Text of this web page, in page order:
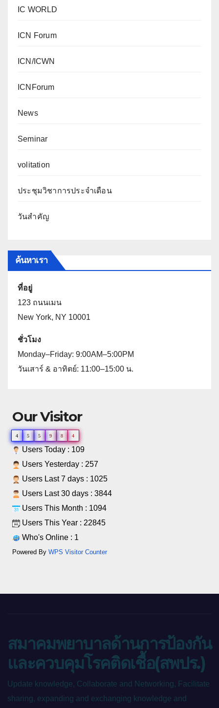
IC WORLD
ICN Forum
ICN/ICWN
ICNForum
News
Seminar
volitation
ประชุมวิชาการประจำเดือน
วันสำคัญ
ค้นหาเรา
ที่อยู่
123 ถนนเมน
New York, NY 10001
ชั่วโมง
Monday–Friday: 9:00AM–5:00PM
วันเสาร์ & อาทิตย์: 11:00–15:00 น.
Our Visitor
4 5 5 9 8 4
Users Today : 109
Users Yesterday : 257
Users Last 7 days : 1025
Users Last 30 days : 3844
Users This Month : 1094
Users This Year : 22845
Who's Online : 1
Powered By WPS Visitor Counter
สมาคมพยาบาลด้านการป้องกัน
และควบคุมโรคติดเชื้อ(สพปร.)
Update knowledge, Collaborate and Networking, Facilitate
sharing, expanding and exchanging knowledge and